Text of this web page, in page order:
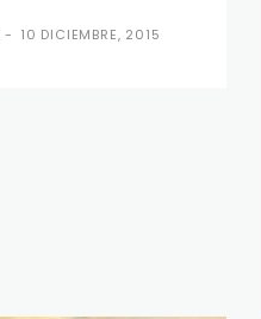
- 10 DICIEMBRE, 2015